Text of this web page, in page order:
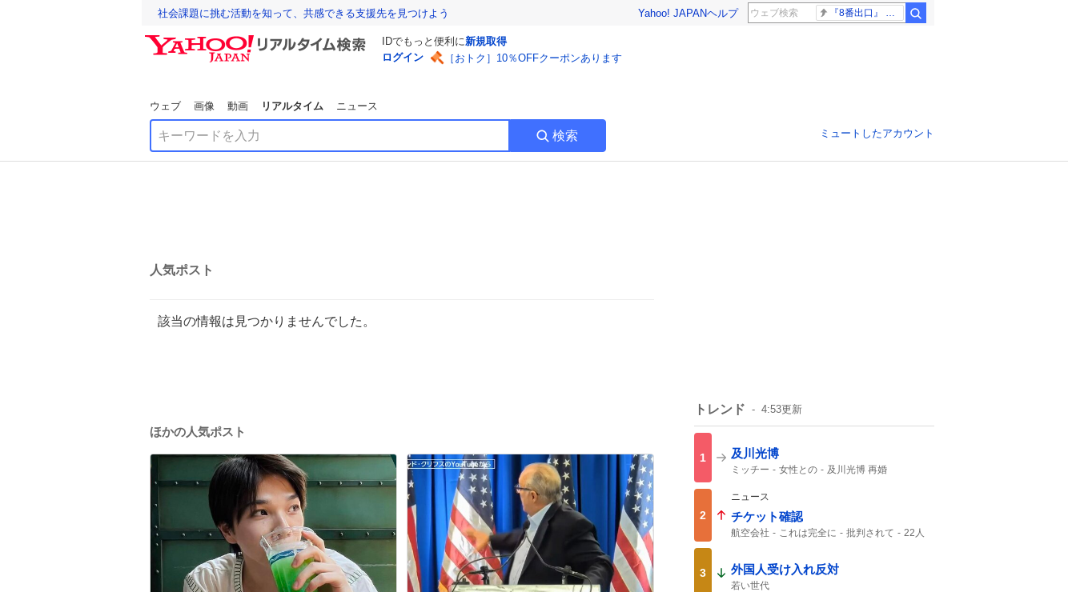
社会課題に挑む活動を知って、共感できる支援先を見つけよう Yahoo! JAPANヘルプ 『8番出口』 金ロー
IDでもっと便利に新規取得
ログイン
［おトク］10％OFFクーポンあります
ウェブ 画像 動画 リアルタイム ニュース
検索 ミュートしたアカウント
人気ポスト
該当の情報は見つかりませんでした。
ほかの人気ポスト
トレンド 4:53更新
1 及川光博
ミッチー 女性との
及川光博 再婚
56歳
2
ニュース
チケット確認
航空会社 これは完全に 批判されて
22人
3 外国人受け入れ反対
若い世代